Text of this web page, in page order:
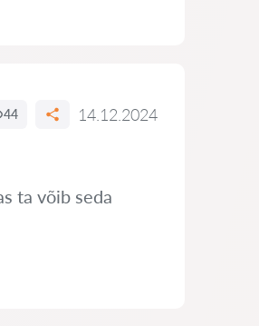
44 14.12.2024
ta võib seda